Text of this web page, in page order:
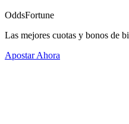
OddsFortune
Las mejores cuotas y bonos de
Apostar Ahora